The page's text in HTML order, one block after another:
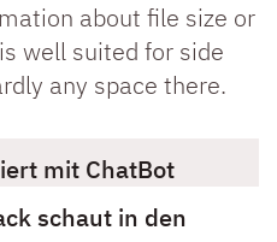
about file size or
well suited for side
any space there.
mit ChatBot
schaut in den